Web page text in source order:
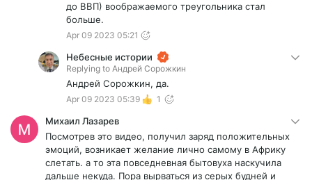
до ВВП) воображаемого треугольника стал
больше.
Apr 09 2023 05:21
Небесные истории
Replying to Андрей Сорожкин
Андрей Сорожкин, да.
Apr 09 2023 05:39 1
Михаил Лазарев
Посмотрев это видео, получил заряд положительных
эмоций, возникает желание лично самому в Африку
слетать. а то эта повседневная бытовуха наскучила
дальше некуда. Пора вырваться из серых будней и